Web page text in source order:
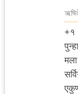
+१